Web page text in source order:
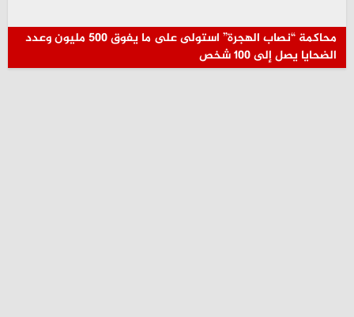
محاكمة “نصاب الهجرة” استولى على ما يفوق 500 مليون وعدد
الضحايا يصل إلى 100 شخص